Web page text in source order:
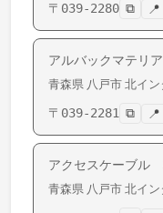
〒 039-2280 ⧉ 📍
アルバックマテ
青森県 八戸市 北イ
〒 039-2281 ⧉ 📍
アクセスケーブ
青森県 八戸市 北イ